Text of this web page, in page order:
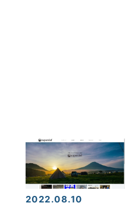
2022.08.10